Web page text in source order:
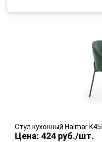
Стул кухонный Halmar
Цена: 424 руб./шт.